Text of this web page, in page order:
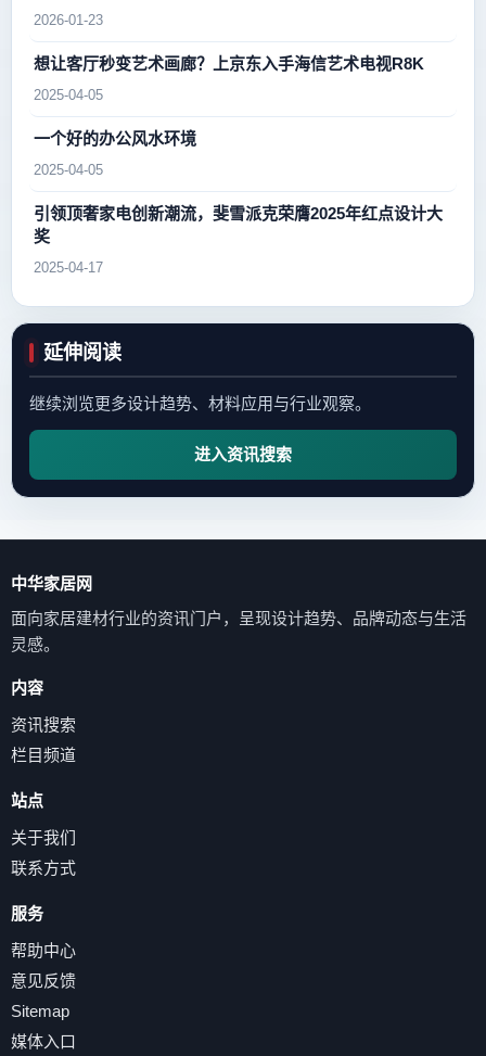
2026-01-23
想让客厅秒变艺术画廊？上京东入手海信艺术电视R8K
2025-04-05
一个好的办公风水环境
2025-04-05
引领顶奢家电创新潮流，斐雪派克荣膺2025年红点设计大
奖
2025-04-17
延伸阅读
继续浏览更多设计趋势、材料应用与行业观察。
进入资讯搜索
中华家居网
面向家居建材行业的资讯门户，呈现设计趋势、品牌动态与生活
灵感。
内容
资讯搜索
栏目频道
站点
关于我们
联系方式
服务
帮助中心
意见反馈
Sitemap
媒体入口